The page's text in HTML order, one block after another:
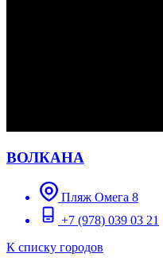
ВОЛКАНА
Пляж Омега 8
+7 (978) 039 03 21
К списку городов